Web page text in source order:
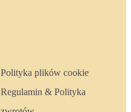
Polityka plików cookie
Regulamin & Polityka